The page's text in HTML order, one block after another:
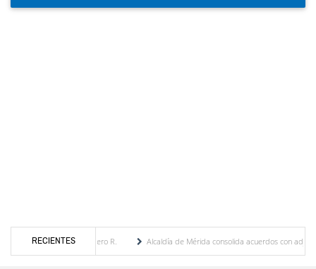
RECIENTES
Cordero R.
Alcaldía de Mérida consolida acuerdos con adjudicatarios del